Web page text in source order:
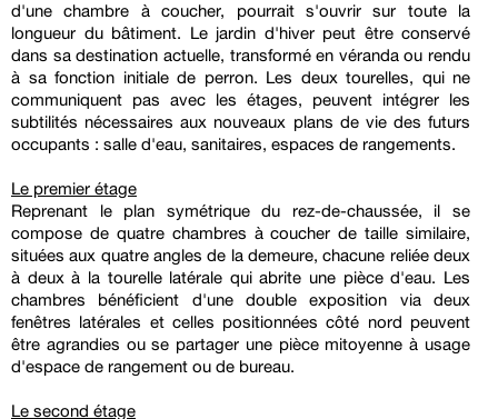
d'une chambre à coucher, pourrait s'ouvrir sur toute la
longueur du bâtiment. Le jardin d'hiver peut être conservé
dans sa destination actuelle, transformé en véranda ou rendu
à sa fonction initiale de perron. Les deux tourelles, qui ne
communiquent pas avec les étages, peuvent intégrer les
subtilités nécessaires aux nouveaux plans de vie des futurs
occupants : salle d'eau, sanitaires, espaces de rangements.
Le premier étage
Reprenant le plan symétrique du rez-de-chaussée, il se
compose de quatre chambres à coucher de taille similaire,
situées aux quatre angles de la demeure, chacune reliée deux
à deux à la tourelle latérale qui abrite une pièce d'eau. Les
chambres bénéficient d'une double exposition via deux
fenêtres latérales et celles positionnées côté nord peuvent
être agrandies ou se partager une pièce mitoyenne à usage
d'espace de rangement ou de bureau.
Le second étage